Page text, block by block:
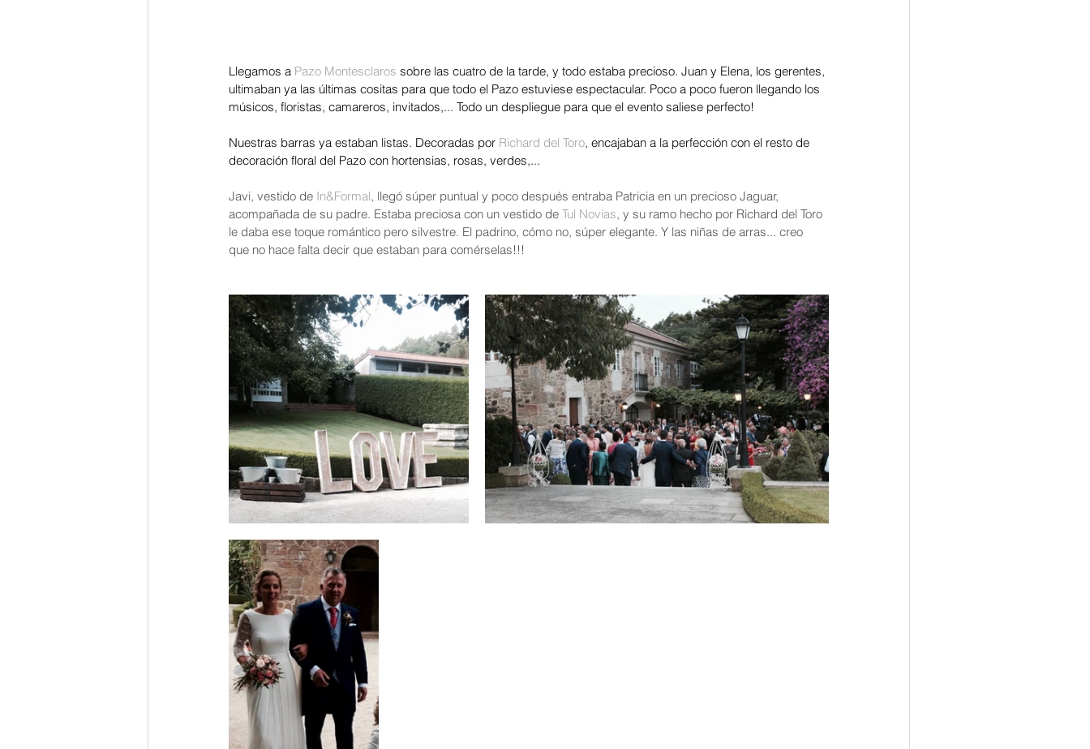
Llegamos a Pazo Montesclaros sobre las cuatro de la tarde, y todo estaba precioso. Juan y Elena, los gerentes,
ultimaban ya las últimas cositas para que todo el Pazo estuviese espectacular. Poco a poco fueron llegando los
músicos, floristas, camareros, invitados,... Todo un despliegue para que el evento saliese perfecto!
Nuestras barras ya estaban listas. Decoradas por Richard del Toro, encajaban a la perfección con el resto de
decoración floral del Pazo con hortensias, rosas, verdes,...
Javi, vestido de In&Formal, llegó súper puntual y poco después entraba Patricia en un precioso Jaguar,
acompañada de su padre. Estaba preciosa con un vestido de Tul Novias, y su ramo hecho por Richard del Toro
le daba ese toque romántico pero silvestre. El padrino, cómo no, súper elegante. Y las niñas de arras... creo
que no hace falta decir que estaban para comérselas!!!